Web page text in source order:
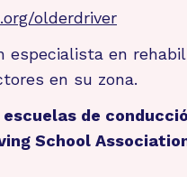
olderdriver
especialista en
en su zona.
de
School